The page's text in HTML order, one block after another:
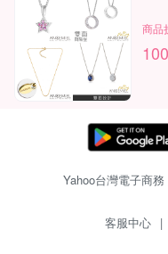
商品
Yahoo台灣電子商
客服中心 |